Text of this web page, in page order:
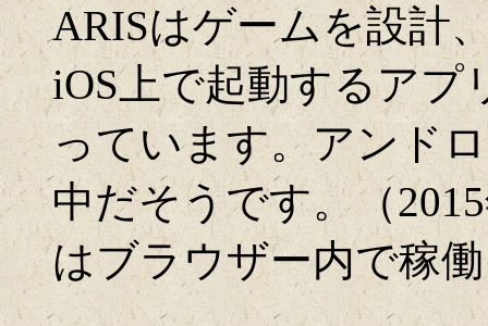
ARISはゲームを設計
iOS上で起動するアプ
っています。アンド
中だそうです。（
はブラウザー内で稼